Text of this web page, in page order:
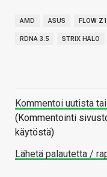
AMD ASUS FLOW
RDNA 3.5 STRIX HALO
Kommentoi uutista
(Kommentointi
käytöstä)
Lähetä palautetta /